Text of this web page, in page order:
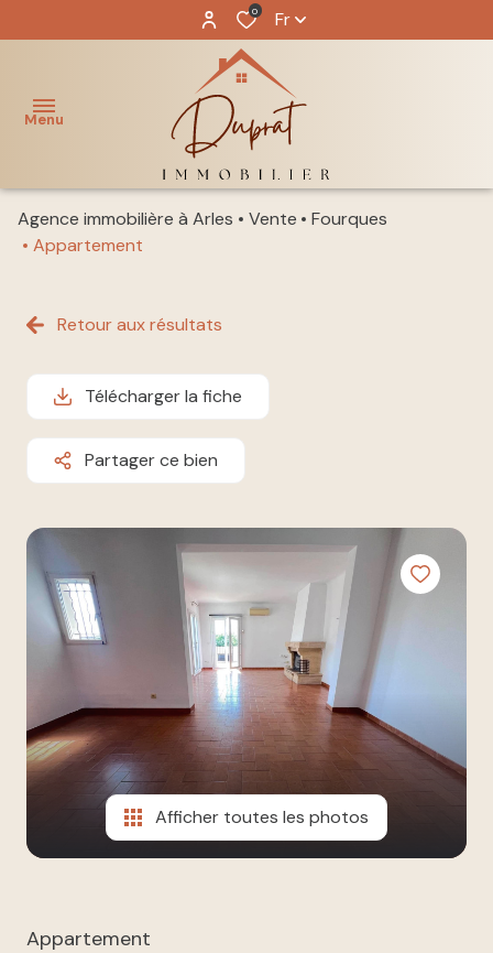
0 Fr
Menu
ACCUEIL
BIENS
pro
vendre
côtés
ÉQUIPE
GESTION
LOCATIVE
ESTIMATION
NOUS
REJOINDRE
CONTACT
Agence immobilière à Arles Vente
Fourques
Appartement
Retour aux résultats
Télécharger la fiche
Partager ce bien
Afficher toutes les photos
Appartement